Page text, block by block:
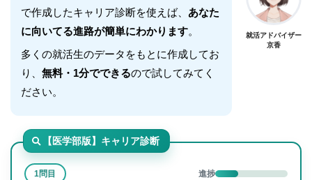
で作成したキャリア診断を使えば、 あなた
に向いてる進路が簡単にわかります。
多くの就活生のデータをもとに作成してお
り、 無料・1分でできるので試してみてく
ださい。
就活アドバイザー
京香
【医学部版】キャリア診断
1問目 進捗